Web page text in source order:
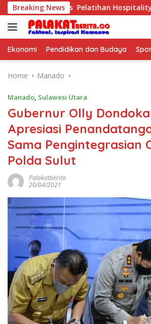
Skip
to
content
Breaking News
Kids Pelatihan Hospitality di
Ekonomi Pendidikan dan Budaya
Home Manado
Manado, Sulawesi Utara
Gubernur Olly
Apresiasi
Sama Pengintegrasian
Polda Sulut
Palakatberita
20/04/2021